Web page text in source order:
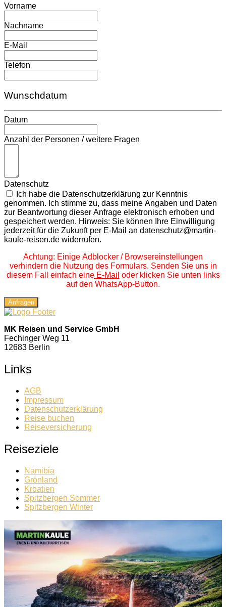
Vorname
Nachname
E-Mail
Telefon
Wunschdatum
Datum
Anzahl der Personen / weitere Fragen
Datenschutz
Ich habe die Datenschutzerklärung zur Kenntnis
genommen. Ich stimme zu, dass meine Angaben und Daten
zur Beantwortung dieser Anfrage elektronisch erhoben und
gespeichert werden. Hinweis: Sie können Ihre Einwilligung
jederzeit für die Zukunft per E-Mail an datenschutz@martin-
kaule-reisen.de widerrufen.
Achtung: Einige Adblocker / Browsereinstellungen
verhindern die Nutzung des Formulars. Senden Sie uns in
diesem Fall einfach eineE-Mail oder klicken Sie unten links
auf den WhatsApp-Button.
Anfragen
MK Reisen und Service GmbH
Fechinger Weg 11
12683 Berlin
Links
AGB
Impressum
Datenschutzerklärung
Reise buchen
Reiseversicherung
Reiseziele
Namibia
Grönland
Kroatien
Spitzbergen Sommer
Spitzbergen Winter